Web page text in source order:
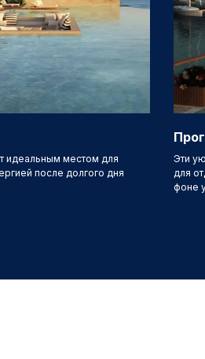
идеальным местом для
после долгого дня
Эти
для
фоне